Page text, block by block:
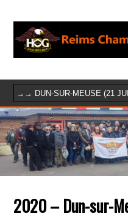
2020 – Dun-sur-